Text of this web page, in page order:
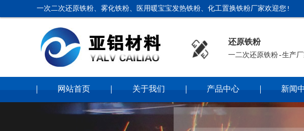
一次二次还原铁粉、雾化铁粉、医用暖宝宝发热铁粉、化工置换铁粉厂家欢迎您!
还原铁粉
一二次还原铁粉-生产
网站首页 关于我们 产品中心 新闻